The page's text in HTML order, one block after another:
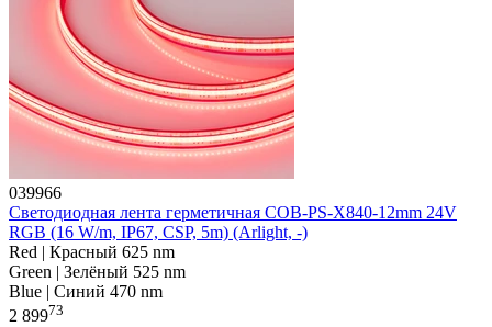
039966
Светодиодная лента герметичная COB-PS-X840-12mm 24V
RGB (16 W/m, IP67, CSP, 5m) (Arlight, -)
Red | Красный 625 nm
Green | Зелёный 525 nm
Blue | Синий 470 nm
2 89973